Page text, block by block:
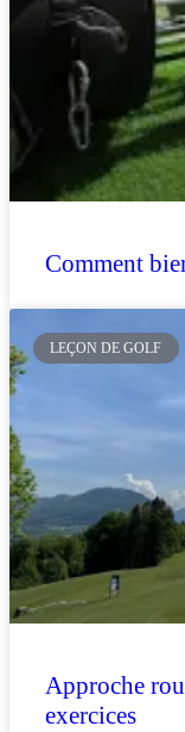
Comment
LEÇON DE GOLF
Approche
exercices